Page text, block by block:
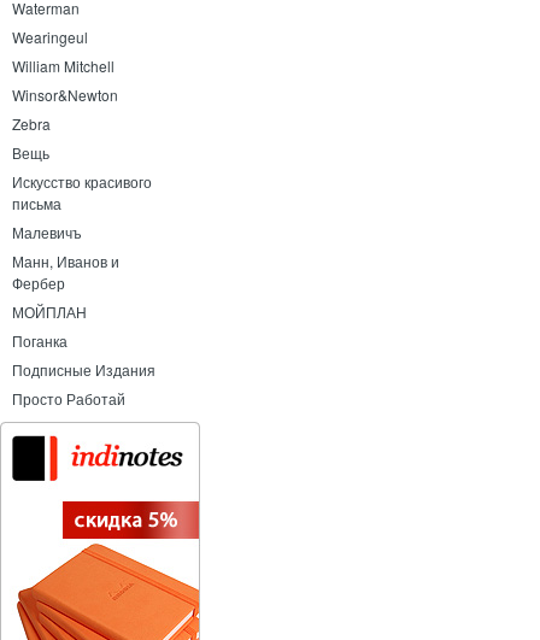
Waterman
Wearingeul
William Mitchell
Winsor&Newton
Zebra
Вещь
Искусство красивого
письма
Малевичъ
Манн, Иванов и
Фербер
МОЙПЛАН
Поганка
Подписные Издания
Просто Работай